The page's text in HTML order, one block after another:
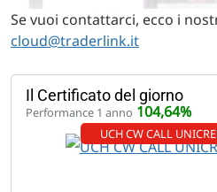
Se vuoi contattarci, ecco i
cloud@traderlink.it
Il Certificato del giorno
Performance 1 anno 104,64%
UCH CW CALL